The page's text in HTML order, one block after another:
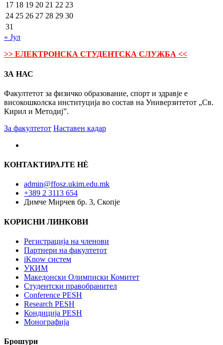
17 18 19 20 21 22 23
24 25 26 27 28 29 30
31
« Јул
>> ЕЛЕКТРОНСКА СТУДЕНТСКА СЛУЖБА <<
ЗА НАС
Факултетот за физичко образование, спорт и здравје е
високошколска институција во состав на Универзитетот „Св.
Кирил и Методиј”.
За факултетот Наставен кадар
КОНТАКТИРАЈТЕ НÈ
admin@ffosz.ukim.edu.mk
+389 2 3113 654
Димче Мирчев бр. 3, Скопје
КОРИСНИ ЛИНКОВИ
Регистрација на членови
Партнери на факултетот
iKnow систем
УКИМ
Македонски Олимписки Комитет
Студентски правобранител
Conference PESH
Research PESH
Кондиција PESH
Монографија
Брошури